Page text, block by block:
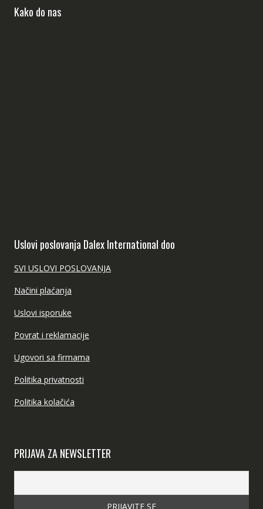
Kako do nas
Uslovi poslovanja Dalex International doo
SVI USLOVI POSLOVANJA
Načini plaćanja
Uslovi isporuke
Povrat i reklamacije
Ugovori sa firmama
Politika privatnosti
Politika kolačića
PRIJAVA ZA NEWSLETTER